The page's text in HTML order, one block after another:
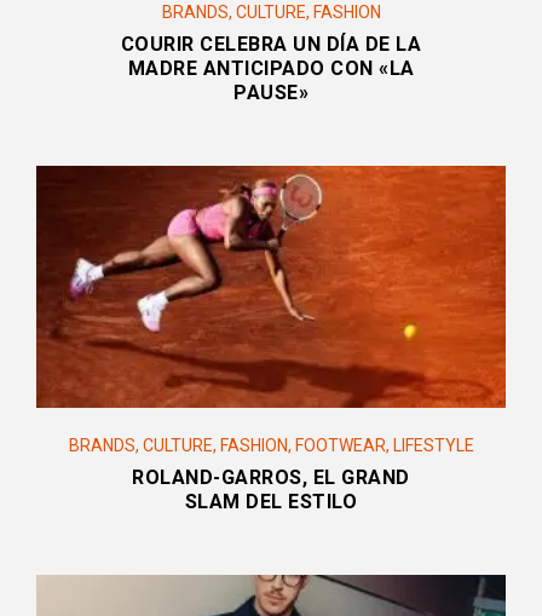
BRANDS, CULTURE, FASHION
COURIR CELEBRA UN DÍA DE LA
MADRE ANTICIPADO CON «LA
PAUSE»
BRANDS, CULTURE, FASHION, FOOTWEAR, LIFESTYLE
ROLAND-GARROS, EL GRAND
SLAM DEL ESTILO